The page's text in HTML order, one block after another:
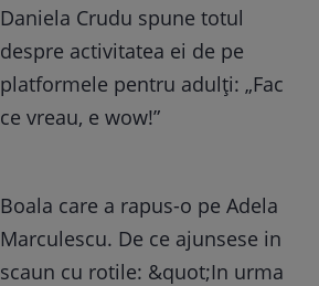
Daniela Crudu spune totul
despre activitatea ei de pe
platformele pentru adulți: „Fac
ce vreau, e wow!”
Boala care a rapus-o pe Adela
Marculescu. De ce ajunsese in
scaun cu rotile: &quot;In urma